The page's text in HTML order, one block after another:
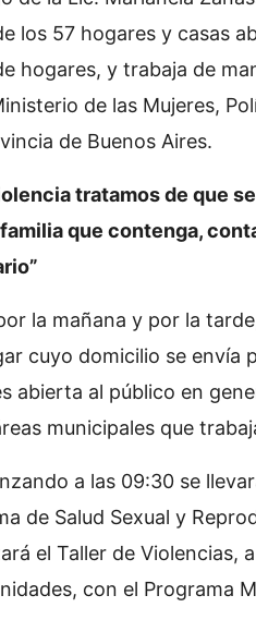
los 57 hogares y casas
hogares, y trabaja de
de las Mujeres,
de Buenos Aires.
tratamos de que
que contenga,
la mañana y por la
cuyo domicilio se envía
abierta al público en
municipales que
a las 09:30 se
de Salud Sexual y
el Taller de Violencias,
con el Programa